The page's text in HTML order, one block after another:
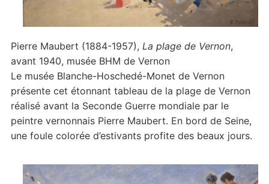
Pierre Maubert (1884-1957), La plage de Vernon,
avant 1940, musée BHM de Vernon
Le musée Blanche-Hoschedé-Monet de Vernon
présente cet étonnant tableau de la plage de Vernon
réalisé avant la Seconde Guerre mondiale par le
peintre vernonnais Pierre Maubert. En bord de Seine,
une foule colorée d’estivants profite des beaux jours.